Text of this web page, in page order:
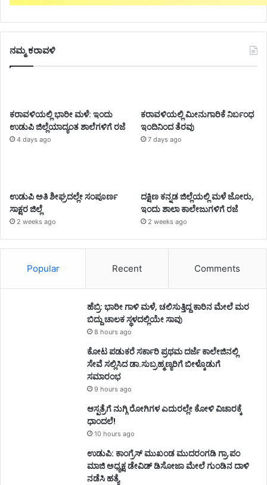
ನಮ್ಮ ಕರಾವಳಿ
ಕರಾವಳಿಯಲ್ಲಿ ಭಾರೀ ಮಳೆ: ಇಂದು
ಉಡುಪಿ ಜಿಲ್ಲೆಯಾದ್ಯಂತ ಶಾಲೆಗಳಿಗೆ ರಜೆ
4 days ago
ಕರಾವಳಿಯಲ್ಲಿ ಮೀನುಗಾರಿಕೆ ನಿರ್ಬಂಧ
ಇಂದಿನಿಂದ ತೆರವು
7 days ago
ಉಡುಪಿ ಅತಿ ಶೀಘ್ರದಲ್ಲೇ ಸಂಪೂರ್ಣ
ಸಾಕ್ಷರ ಜಿಲ್ಲೆ
2 weeks ago
ದಕ್ಷಿಣ ಕನ್ನಡ ಜಿಲ್ಲೆಯಲ್ಲಿ ಮಳೆ ಜೋರು,
ಇಂದು ಶಾಲಾ ಕಾಲೇಜುಗಳಿಗೆ ರಜೆ
2 weeks ago
Popular Recent Comments
ಹೆಬ್ರಿ: ಭಾರೀ ಗಾಳಿ ಮಳೆ, ಚಲಿಸುತ್ತಿದ್ದ ಕಾರಿನ ಮೇಲೆ ಮರ
ಬಿದ್ದು ಚಾಲಕ ಸ್ಥಳದಲ್ಲಿಯೇ ಸಾವು
8 hours ago
ಕೋಟ ಪಡುಕರೆ ಸರ್ಕಾರಿ ಪ್ರಥಮ ದರ್ಜೆ ಕಾಲೇಜಿನಲ್ಲಿ
ಸೇವೆ ಸಲ್ಲಿಸಿದ ಡಾ.ಸುಬ್ರಹ್ಮಣ್ಯರಿಗೆ ಬೀಳ್ಕೊಡುಗೆ
ಸಮಾರಂಭ
9 hours ago
ಆಸ್ಪತ್ರೆಗೆ ನುಗ್ಗಿ ರೋಗಿಗಳ ಎದುರಲ್ಲೇ ಕೋಳಿ ವಿಚಾರಕ್ಕೆ
ಧಾಂದಲೆ!
10 hours ago
ಉಡುಪಿ: ಕಾಂಗ್ರೆಸ್‌ ಮುಖಂಡ ಮುದರಂಗಡಿ ಗ್ರಾ.ಪಂ
ಮಾಜಿ ಅಧ್ಯಕ್ಷ ಡೇವಿಡ್‌ ಡಿಸೋಜಾ ಮೇಲೆ ಗುಂಡಿನ ದಾಳಿ
ನಡೆಸಿ ಹತ್ಯೆ